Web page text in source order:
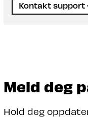
Kontakt support
Meld deg
Hold deg